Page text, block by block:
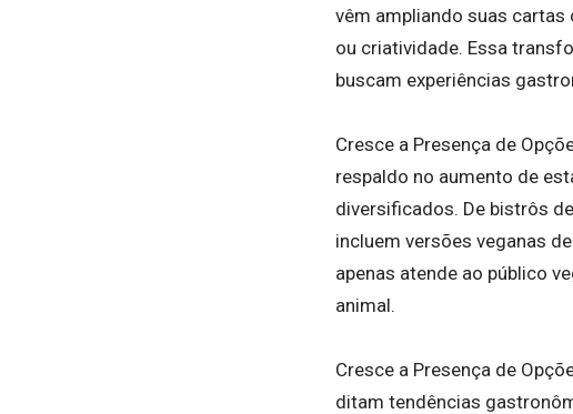
vêm ampliando suas
ou criatividade. Essa
buscam experiências
Cresce a Presença de
respaldo no aumento de
diversificados. De bistrôs
incluem versões veganas
apenas atende ao público
animal.
Cresce a Presença de
ditam tendências